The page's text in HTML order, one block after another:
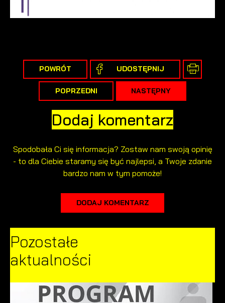
POWRÓT UDOSTĘPNIJ
POPRZEDNI NASTĘPNY
Dodaj komentarz
Spodobała Ci się informacja? Zostaw nam swoją opinię
- to dla Ciebie staramy się być najlepsi, a Twoje zdanie
bardzo nam w tym pomoże!
DODAJ KOMENTARZ
Pozostałe
aktualności
stronach podmiotów trzecich lub firm będących naszymi